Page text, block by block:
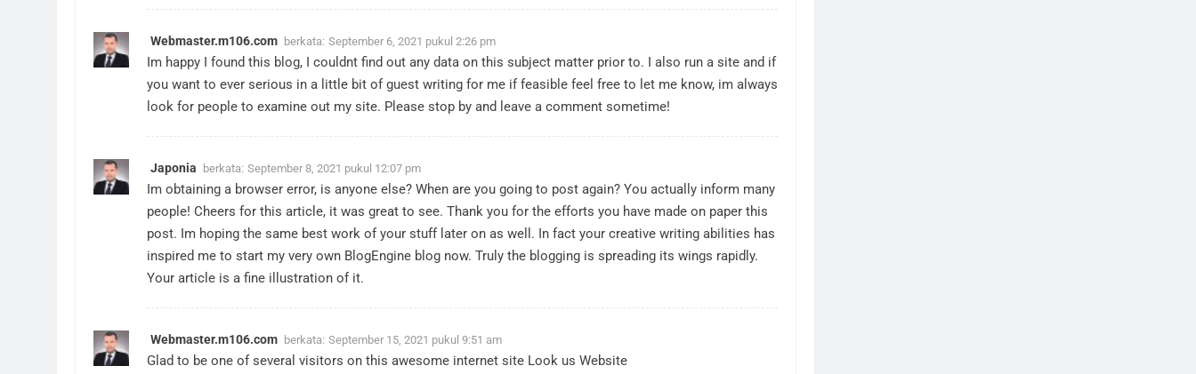
Webmaster.m106.com berkata: September 6, 2021 pukul 2:26 pm
Im happy I found this blog, I couldnt find out any data on this subject matter prior to. I also run a site and if
you want to ever serious in a little bit of guest writing for me if feasible feel free to let me know, im always
look for people to examine out my site. Please stop by and leave a comment sometime!
Japonia berkata: September 8, 2021 pukul 12:07 pm
Im obtaining a browser error, is anyone else? When are you going to post again? You actually inform many
people! Cheers for this article, it was great to see. Thank you for the efforts you have made on paper this
post. Im hoping the same best work of your stuff later on as well. In fact your creative writing abilities has
inspired me to start my very own BlogEngine blog now. Truly the blogging is spreading its wings rapidly.
Your article is a fine illustration of it.
Webmaster.m106.com berkata: September 15, 2021 pukul 9:51 am
Glad to be one of several visitors on this awesome internet site Look us Website